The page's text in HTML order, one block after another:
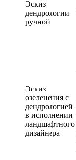
Эскиз
дендрологии
ручной
Эскиз
озеленения с
дендрологией
в исполнении
ландшафтного
дизайнера